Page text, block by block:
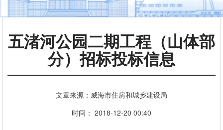
五渚河公园二期工程（山体部
分）招标投标信息
文章来源：威海市住房和城乡建设局
时间： 2018-12-20 00:40